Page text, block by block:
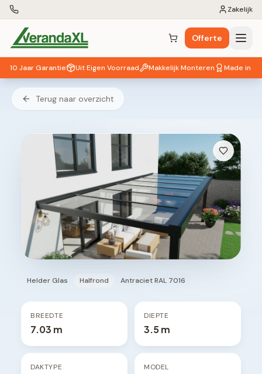
Zakelijk
Winkelwagen ( 0 items)
Offerte
10 Jaar Garantie Uit Eigen Voorraad Makkelijk Monteren Made in EU
Terug naar overzicht
Helder Glas Halfrond Antraciet RAL 7016
BREEDTE
7.03 m
DIEPTE
3.5 m
DAKTYPE MODEL